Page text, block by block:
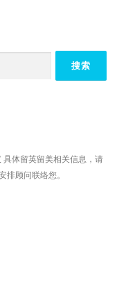
体留英留美相关信息，请
排顾问联络您。